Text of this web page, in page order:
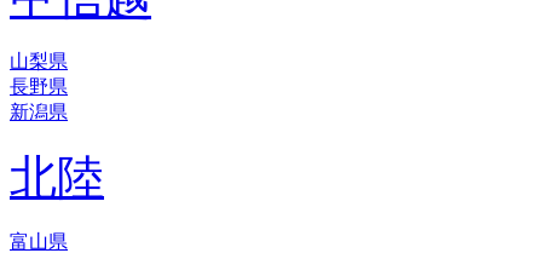
山梨県
長野県
新潟県
北陸
富山県